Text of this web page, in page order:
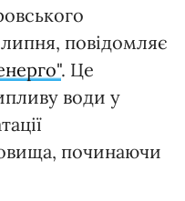
повідомляє
. Це
води у
починаючи